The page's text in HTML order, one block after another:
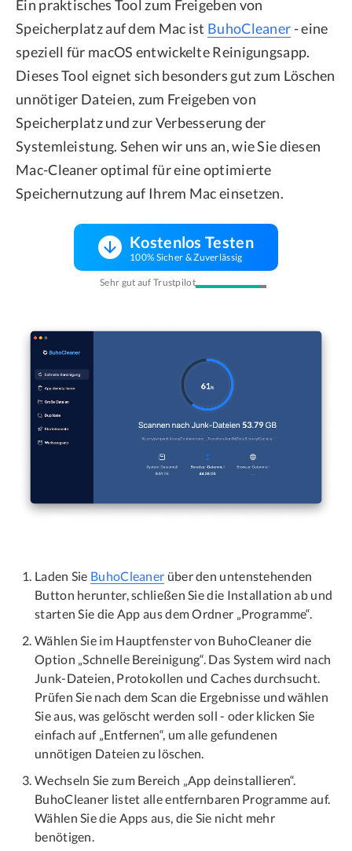
Ein praktisches Tool zum Freigeben von
Speicherplatz auf dem Mac ist BuhoCleaner - eine
speziell für macOS entwickelte Reinigungsapp.
Dieses Tool eignet sich besonders gut zum Löschen
unnötiger Dateien, zum Freigeben von
Speicherplatz und zur Verbesserung der
Systemleistung. Sehen wir uns an, wie Sie diesen
Mac-Cleaner optimal für eine optimierte
Speichernutzung auf Ihrem Mac einsetzen.
Kostenlos Testen
100% Sicher & Zuverlässig
Sehr gut auf Trustpilot
Laden Sie BuhoCleaner über den untenstehenden
Button herunter, schließen Sie die Installation ab und
starten Sie die App aus dem Ordner „Programme“.
Wählen Sie im Hauptfenster von BuhoCleaner die
Option „Schnelle Bereinigung“. Das System wird nach
Junk-Dateien, Protokollen und Caches durchsucht.
Prüfen Sie nach dem Scan die Ergebnisse und wählen
Sie aus, was gelöscht werden soll - oder klicken Sie
einfach auf „Entfernen“, um alle gefundenen
unnötigen Dateien zu löschen.
Wechseln Sie zum Bereich „App deinstallieren“.
BuhoCleaner listet alle entfernbaren Programme auf.
Wählen Sie die Apps aus, die Sie nicht mehr
benötigen.